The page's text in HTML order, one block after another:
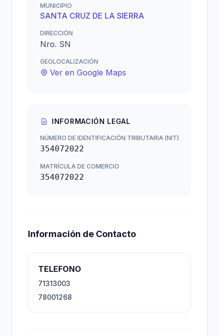
MUNICIPIO
SANTA CRUZ DE LA SIERRA
DIRECCIÓN
Nro. SN
GEOLOCALIZACIÓN
Ver en Google Maps
INFORMACIÓN LEGAL
NÚMERO DE IDENTIFICACIÓN TRIBUTARIA (NIT)
354072022
MATRÍCULA DE COMERCIO
354072022
Información de Contacto
TELEFONO
71313003
78001268